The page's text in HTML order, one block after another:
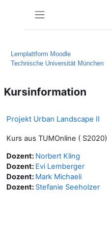
Lernplattform Moodle
Technische Universität München
Kursinformation
Projekt Urban Landscape II
Kurs aus TUMOnline ( S2020)
Dozent: Norbert Kling
Dozent: Evi Lemberger
Dozent: Mark Michaeli
Dozent: Stefanie Seeholzer